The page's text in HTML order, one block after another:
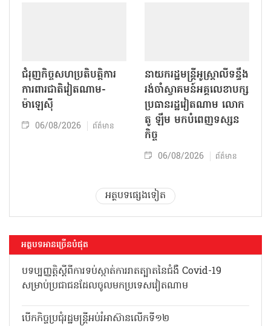
ជំរុញកិច្ចសហប្រតិបត្តិការ
ការពារជាតិវៀតណាម-
ម៉ាឡេស៊ី
06/08/2026 ព័ត៌មាន
នាយករដ្ឋមន្ត្រីអូស្ត្រាលីទន្ទឹង
រង់ចាំស្វាគមន៍អគ្គលេខាបក្ស
ប្រធានរដ្ឋវៀតណាម លោក
តូ ឡឹម មកបំពេញទស្សន
កិច្ច
06/08/2026 ព័ត៌មាន
អត្ថបទផ្សេងទៀត
អត្ថបទអានច្រើនបំផុត
បទប្បញ្ញត្តិស្តីពីការទប់ស្កាត់ការរាតត្បាតនៃ
ជំងឺ Covid-19 សម្រាប់ប្រជាជនដែល